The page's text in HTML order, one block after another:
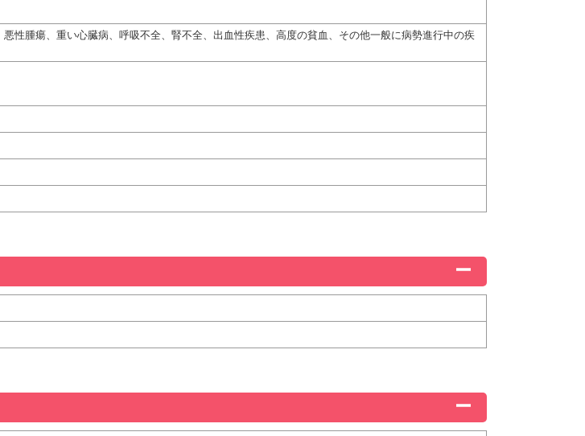
性腫瘍、重い心臓病、呼吸不全、腎不全、出血性疾患、高度の貧血、その他一般に病勢進行中の疾